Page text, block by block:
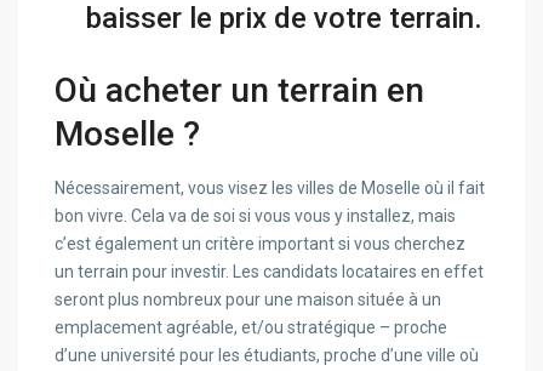
baisser le prix de votre terrain.
Où acheter un terrain en
Moselle ?
Nécessairement, vous visez les villes de Moselle où il fait
bon vivre. Cela va de soi si vous vous y installez, mais
c’est également un critère important si vous cherchez
un terrain pour investir. Les candidats locataires en effet
seront plus nombreux pour une maison située à un
emplacement agréable, et/ou stratégique – proche
d’une université pour les étudiants, proche d’une ville où